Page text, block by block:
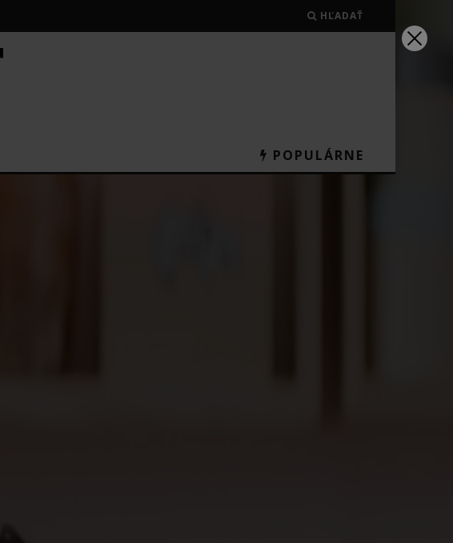
HĽADAŤ
POPULÁRNE